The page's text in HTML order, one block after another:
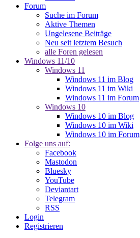
Forum
Suche im Forum
Aktive Themen
Ungelesene Beiträge
Neu seit letztem Besuch
alle Foren gelesen
Windows 11/10
Windows 11
Windows 11 im Blog
Windows 11 im Wiki
Windows 11 im Forum
Windows 10
Windows 10 im Blog
Windows 10 im Wiki
Windows 10 im Forum
Folge uns auf:
Facebook
Mastodon
Bluesky
YouTube
Deviantart
Telegram
RSS
Login
Registrieren